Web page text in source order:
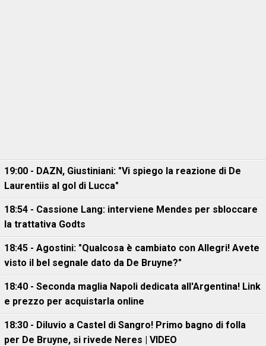
19:00 - DAZN, Giustiniani: "Vi spiego la reazione di De
Laurentiis al gol di Lucca"
18:54 - Cassione Lang: interviene Mendes per sbloccare
la trattativa Godts
18:45 - Agostini: "Qualcosa è cambiato con Allegri! Avete
visto il bel segnale dato da De Bruyne?"
18:40 - Seconda maglia Napoli dedicata all'Argentina! Link
e prezzo per acquistarla online
18:30 - Diluvio a Castel di Sangro! Primo bagno di folla
per De Bruyne, si rivede Neres | VIDEO